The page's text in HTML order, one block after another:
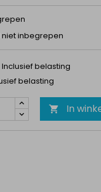
inbegrepen
Inclusief belasting
belasting
 In